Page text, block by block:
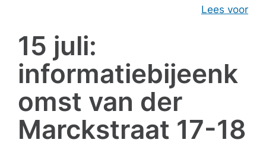
Lees voor
15 juli:
informatiebijeenk
omst van der
Marckstraat 17-18